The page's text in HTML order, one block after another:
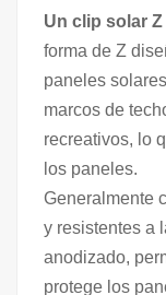
Un clip solar Z
forma de Z
paneles
marcos de
recreativos, lo
los paneles.
Generalmente
y resistentes a
anodizado,
protege los